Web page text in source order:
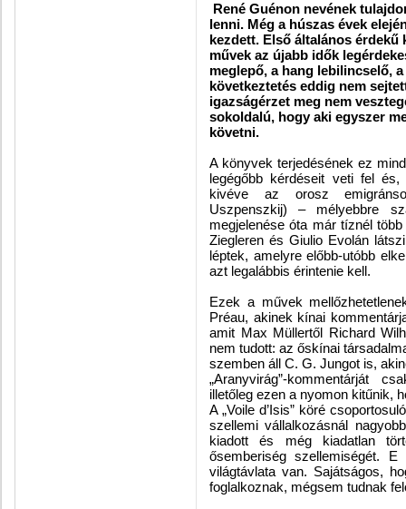
René Guénon nevének
lenni. Még a húszas évek
kezdett. Első általános érdekű
művek az újabb idők
meglepő, a hang lebilincselő,
következtetés eddig nem
igazságérzet meg nem
sokoldalú, hogy aki egyszer
követni.
A könyvek terjedésének ez
legégőbb kérdéseit veti fel
kivéve az orosz
Uszpenszkij) – mélyebbre
megjelenése óta már tíznél
Ziegleren és Giulio Evolán
léptek, amelyre előbb-utóbb
azt legalábbis érintenie kell.
Ezek a művek
Préau, akinek kínai
amit Max Müllertől Richard
nem tudott: az őskínai
szemben áll C. G. Jungot is,
„Aranyvirág”-kommentárját
illetőleg ezen a nyomon kitűnik,
A „Voile d’Isis” köré
szellemi vállalkozásnál
kiadott és még kiadatlan
ősemberiség szellemiségét.
világtávlata van. Sajátságos,
foglalkoznak, mégsem tudnak